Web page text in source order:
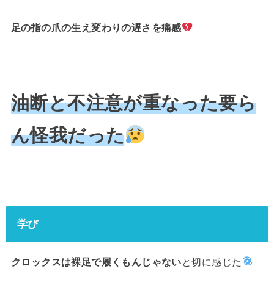
足の指の爪の生え変わりの遅さを痛感
油断と不注意が重なった要ら
ん怪我だった
学び
クロックスは裸足で履くもんじゃないと切に感じた